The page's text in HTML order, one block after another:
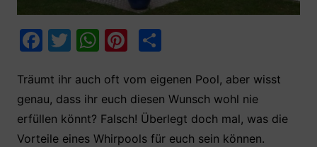
F
c
e
b
T
itt
er
W
at
s
A
Pi
er
e
st
T
le
n
Träumt ihr auch oft vom eigenen Pool, aber wisst
genau, dass ihr euch diesen Wunsch wohl nie
erfüllen könnt? Falsch! Überlegt doch mal, was die
Vorteile eines Whirpools für euch sein können.